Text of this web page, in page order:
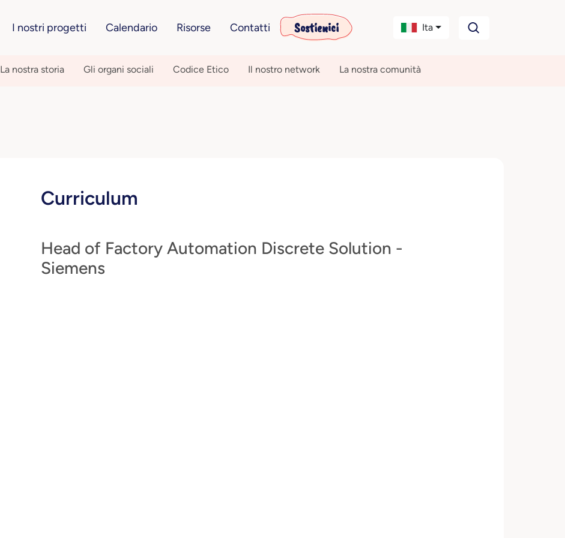
I nostri progetti Calendario Risorse Contatti Sostienici Ita
La nostra storia Gli organi sociali Codice Etico Il nostro network La nostra comunità
Curriculum
Head of Factory Automation Discrete Solution -
Siemens